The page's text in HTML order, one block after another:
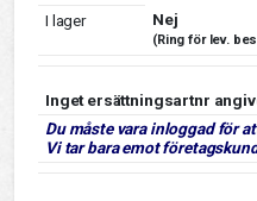
I lager Nej
(Ring för lev.
Inget ersättningsartnr
Du måste vara inloggad för
Vi tar bara emot